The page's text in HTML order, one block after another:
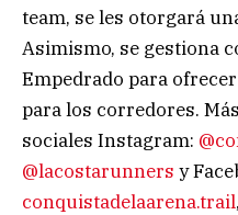
team, se les otorgará
Asimismo, se gestiona
Empedrado para
para los corredores.
sociales Instagram:
@lacostarunners y
conquistadelaarena.trail